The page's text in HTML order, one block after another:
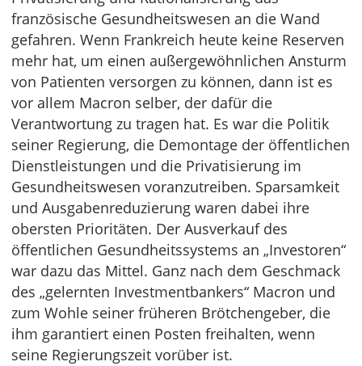
französische Gesundheitswesen an die Wand
gefahren. Wenn Frankreich heute keine Reserven
mehr hat, um einen außergewöhnlichen Ansturm
von Patienten versorgen zu können, dann ist es
vor allem Macron selber, der dafür die
Verantwortung zu tragen hat. Es war die Politik
seiner Regierung, die Demontage der öffentlichen
Dienstleistungen und die Privatisierung im
Gesundheitswesen voranzutreiben. Sparsamkeit
und Ausgabenreduzierung waren dabei ihre
obersten Prioritäten. Der Ausverkauf des
öffentlichen Gesundheitssystems an „Investoren“
war dazu das Mittel. Ganz nach dem Geschmack
des „gelernten Investmentbankers“ Macron und
zum Wohle seiner früheren Brötchengeber, die
ihm garantiert einen Posten freihalten, wenn
seine Regierungszeit vorüber ist.